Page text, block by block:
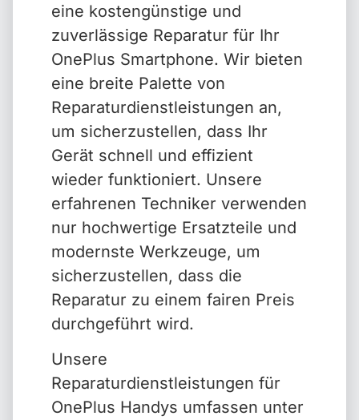
eine kostengünstige und
zuverlässige Reparatur für Ihr
OnePlus Smartphone. Wir bieten
eine breite Palette von
Reparaturdienstleistungen an,
um sicherzustellen, dass Ihr
Gerät schnell und effizient
wieder funktioniert. Unsere
erfahrenen Techniker verwenden
nur hochwertige Ersatzteile und
modernste Werkzeuge, um
sicherzustellen, dass die
Reparatur zu einem fairen Preis
durchgeführt wird.
Unsere
Reparaturdienstleistungen für
OnePlus Handys umfassen unter